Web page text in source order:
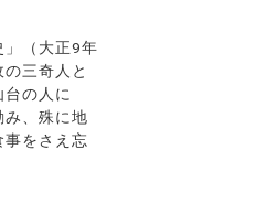
（大正9年
三奇人と
の人に
、殊に地
をさえ忘